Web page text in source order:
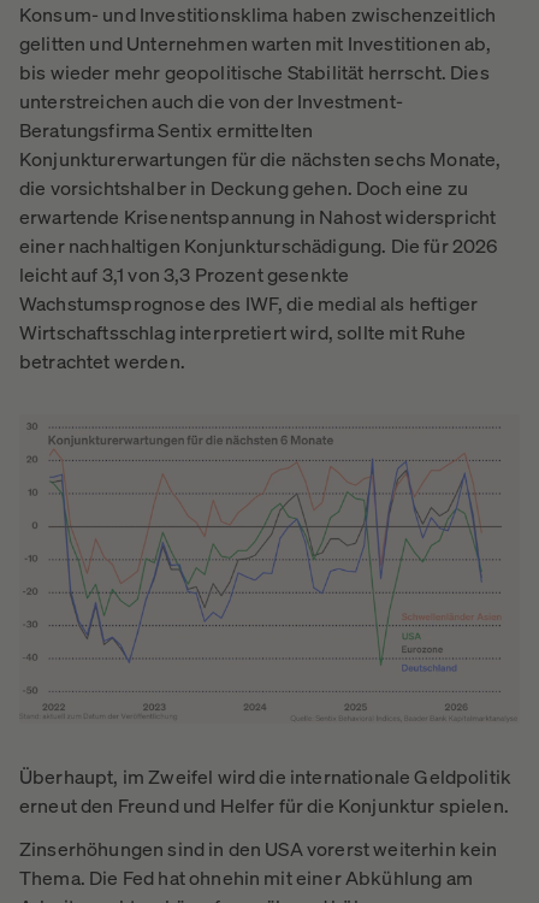
Konsum- und Investitionsklima haben zwischenzeitlich
gelitten und Unternehmen warten mit Investitionen ab,
bis wieder mehr geopolitische Stabilität herrscht. Dies
unterstreichen auch die von der Investment-
Beratungsfirma Sentix ermittelten
Konjunkturerwartungen für die nächsten sechs Monate,
die vorsichtshalber in Deckung gehen. Doch eine zu
erwartende Krisenentspannung in Nahost widerspricht
einer nachhaltigen Konjunkturschädigung. Die für 2026
leicht auf 3,1 von 3,3 Prozent gesenkte
Wachstumsprognose des IWF, die medial als heftiger
Wirtschaftsschlag interpretiert wird, sollte mit Ruhe
betrachtet werden.
Überhaupt, im Zweifel wird die internationale Geldpolitik
erneut den Freund und Helfer für die Konjunktur spielen.
Zinserhöhungen sind in den USA vorerst weiterhin kein
Thema. Die Fed hat ohnehin mit einer Abkühlung am